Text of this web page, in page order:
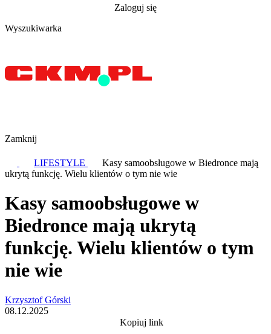
Zaloguj się
Wyszukiwarka
Zamknij
LIFESTYLE
Kasy samoobsługowe w Biedronce mają
ukrytą funkcję. Wielu klientów o tym nie wie
Kasy samoobsługowe w
Biedronce mają ukrytą
funkcję. Wielu klientów o tym
nie wie
Krzysztof Górski
08.12.2025
Kopiuj link